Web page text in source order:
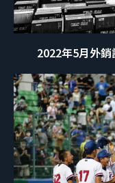
2022年5月外